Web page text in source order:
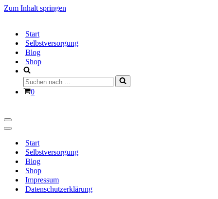
Zum Inhalt springen
Start
Selbstversorgung
Blog
Shop
Suchen
nach …
Warenkorb
0
Navigationsmenü
Navigationsmenü
Start
Selbstversorgung
Blog
Shop
Impressum
Datenschutzerklärung